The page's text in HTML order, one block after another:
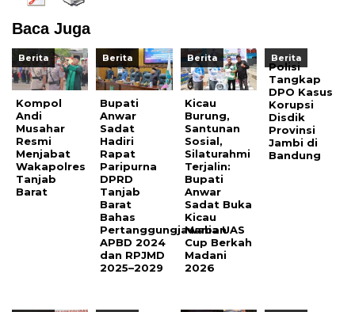
Baca Juga
Berita
Kompol
Andi
Musahar
Resmi
Menjabat
Wakapolres
Tanjab
Barat
Berita
Bupati
Anwar
Sadat
Hadiri
Rapat
Paripurna
DPRD
Tanjab
Barat
Bahas
Pertanggungjawaban
APBD 2024
dan RPJMD
2025–2029
Berita
Kicau
Burung,
Santunan
Sosial,
Silaturahmi
Terjalin:
Bupati
Anwar
Sadat Buka
Kicau
Mania UAS
Cup Berkah
Madani
2026
Berita
Polisi
Tangkap
DPO Kasus
Korupsi
Disdik
Provinsi
Jambi di
Bandung